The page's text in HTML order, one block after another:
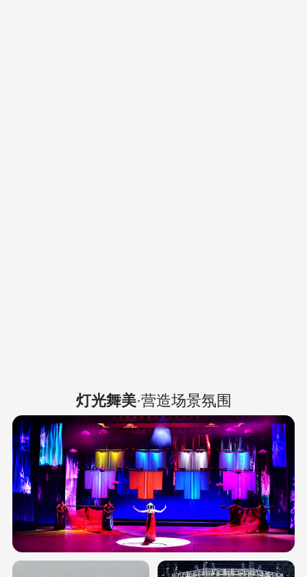
灯光舞美·营造场景氛围